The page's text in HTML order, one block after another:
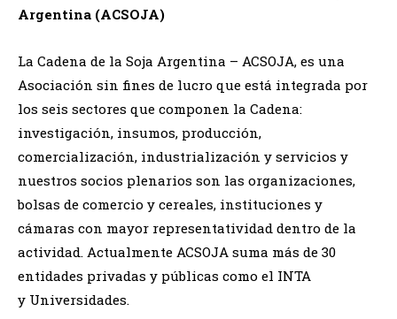
Argentina (ACSOJA)
La Cadena de la Soja Argentina – ACSOJA, es una
Asociación sin fines de lucro que está integrada por
los seis sectores que componen la Cadena:
investigación, insumos, producción,
comercialización, industrialización y servicios y
nuestros socios plenarios son las organizaciones,
bolsas de comercio y cereales, instituciones y
cámaras con mayor representatividad dentro de la
actividad. Actualmente ACSOJA suma más de 30
entidades privadas y públicas como el INTA
y Universidades.